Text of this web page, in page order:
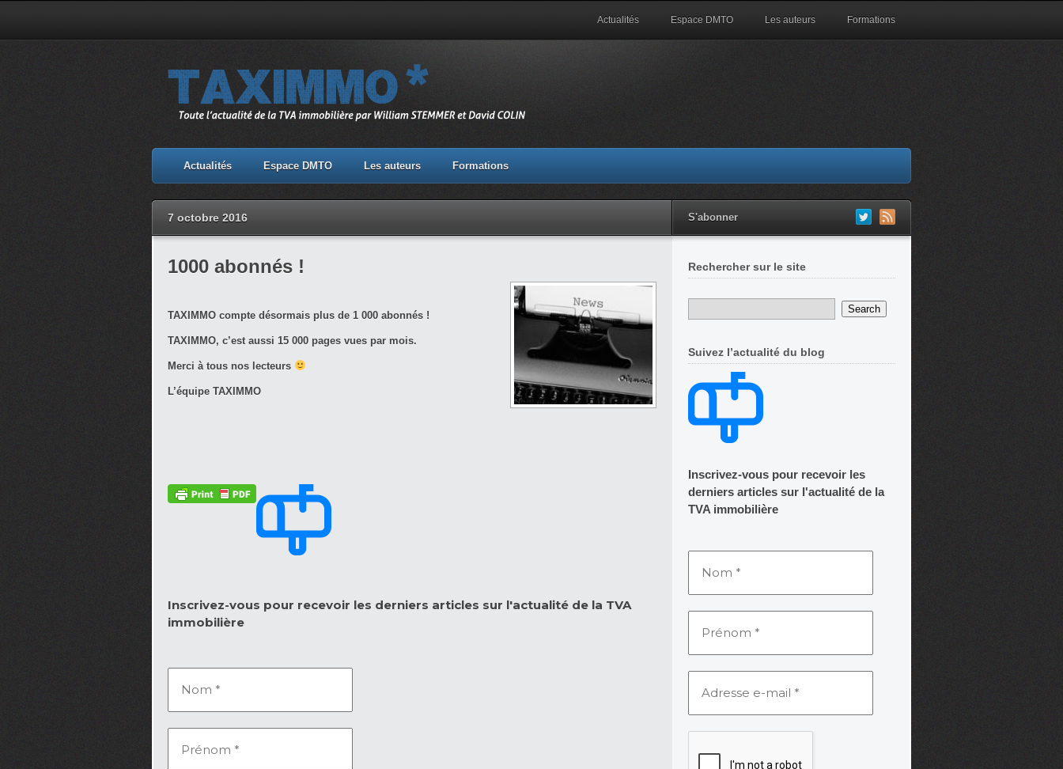
Actualités Espace DMTO Les auteurs Formations
Actualités Espace DMTO Les auteurs Formations
7 octobre 2016 S'abonner
1000 abonnés !
TAXIMMO compte désormais plus de 1 000 abonnés !
TAXIMMO, c’est aussi 15 000 pages vues par mois.
Merci à tous nos lecteurs
L’équipe TAXIMMO
Inscrivez-vous pour recevoir les derniers articles sur l'actualité de la TVA
immobilière
Rechercher sur le site
Suivez l’actualité du blog
Inscrivez-vous pour recevoir les
derniers articles sur l'actualité de la
TVA immobilière